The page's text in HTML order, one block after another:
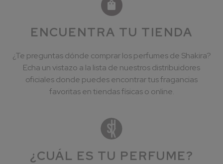
ENCUENTRA TU TIENDA
¿Te preguntas dónde comprar los perfumes de Shakira?
Echa un vistazo a la lista de nuestros distribuidores
oficiales donde puedes encontrar tus fragancias
favoritas en tiendas físicas o online.
¿CUÁL ES TU PERFUME?